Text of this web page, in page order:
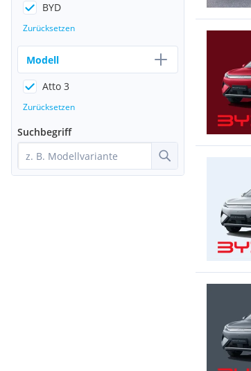
BYD
Zurücksetzen
Modell
Atto 3
Zurücksetzen
Suchbegriff